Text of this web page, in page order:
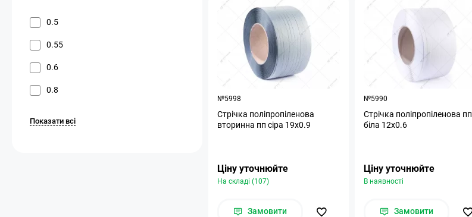
0.5
0.55
0.6
0.8
Показати всі
№5998
Стрічка поліпропіленова
вторинна пп сіра 19х0.9
Ціну уточнюйте
На складі (107)
Замовити
№5990
Стрічка поліпропіленова пп
біла 12х0.6
Ціну уточнюйте
В наявності
Замовити